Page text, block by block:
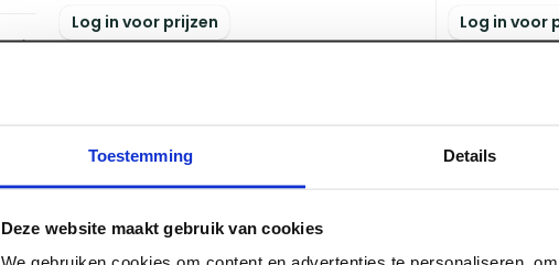
Toestemming Details
Deze website maakt gebruik van cookies
Log in voor prijzen Log in voor